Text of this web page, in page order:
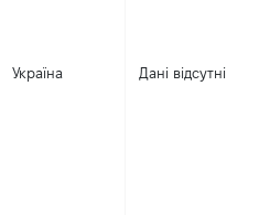
Україна Дані відсутні